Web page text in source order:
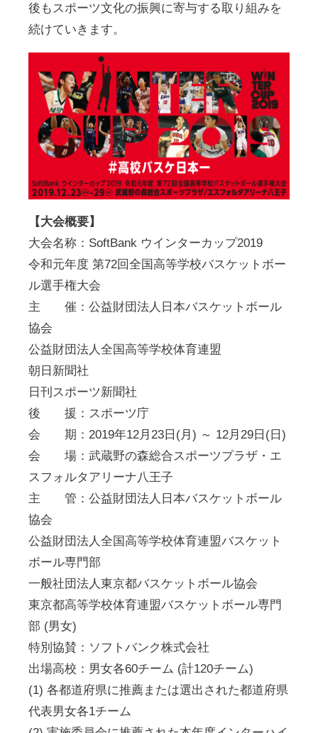
後もスポーツ文化の振興に寄与する取り組みを
続けていきます。
【大会概要】
大会名称：SoftBank ウインターカップ2019
令和元年度 第72回全国高等学校バスケットボー
ル選手権大会
主 催：公益財団法人日本バスケットボール
協会
公益財団法人全国高等学校体育連盟
朝日新聞社
日刊スポーツ新聞社
後 援：スポーツ庁
会 期：2019年12月23日(月) ～ 12月29日(日)
会 場：武蔵野の森総合スポーツプラザ・エ
スフォルタアリーナ八王子
主 管：公益財団法人日本バスケットボール
協会
公益財団法人全国高等学校体育連盟バスケット
ボール専門部
一般社団法人東京都バスケットボール協会
東京都高等学校体育連盟バスケットボール専門
部 (男女)
特別協賛：ソフトバンク株式会社
出場高校：男女各60チーム (計120チーム)
(1) 各都道府県に推薦または選出された都道府県
代表男女各1チーム